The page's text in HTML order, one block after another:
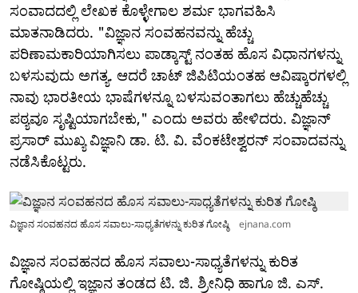
ಸಂವಾದದಲ್ಲಿ ಲೇಖಕ ಕೊಳ್ಳೇಗಾಲ ಶರ್ಮ ಭಾಗವಹಿಸಿ
ಮಾತನಾಡಿದರು. "ವಿಜ್ಞಾನ ಸಂವಹನವನ್ನು ಹೆಚ್ಚು
ಪರಿಣಾಮಕಾರಿಯಾಗಿಸಲು ಪಾಡ್ಕಾಸ್ಟ್ ನಂತಹ ಹೊಸ ವಿಧಾನಗಳನ್ನು
ಬಳಸುವುದು ಅಗತ್ಯ. ಆದರೆ ಚಾಟ್ ಜಿಪಿಟಿಯಂತಹ ಆವಿಷ್ಕಾರಗಳಲ್ಲಿ
ನಾವು ಭಾರತೀಯ ಭಾಷೆಗಳನ್ನೂ ಬಳಸುವಂತಾಗಲು ಹೆಚ್ಚುಹೆಚ್ಚು
ಪಠ್ಯವೂ ಸೃಷ್ಟಿಯಾಗಬೇಕು," ಎಂದು ಅವರು ಹೇಳಿದರು. ವಿಜ್ಞಾನ್
ಪ್ರಸಾರ್ ಮುಖ್ಯ ವಿಜ್ಞಾನಿ ಡಾ. ಟಿ. ವಿ. ವೆಂಕಟೇಶ್ವರನ್ ಸಂವಾದವನ್ನು
ನಡೆಸಿಕೊಟ್ಟರು.
ವಿಜ್ಞಾನ ಸಂವಹನದ ಹೊಸ ಸವಾಲು-ಸಾಧ್ಯತೆಗಳನ್ನು ಕುರಿತ ಗೋಷ್ಠಿ ejnana.com
ವಿಜ್ಞಾನ ಸಂವಹನದ ಹೊಸ ಸವಾಲು-ಸಾಧ್ಯತೆಗಳನ್ನು ಕುರಿತ
ಗೋಷ್ಠಿಯಲ್ಲಿ ಇಜ್ಞಾನ ತಂಡದ ಟಿ. ಜಿ. ಶ್ರೀನಿಧಿ ಹಾಗೂ ಜಿ. ಎಸ್.